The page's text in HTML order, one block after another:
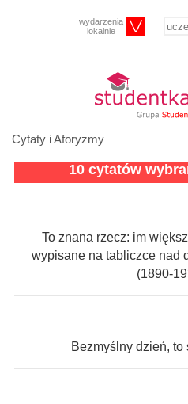
wydarzenia
lokalnie
Cytaty i Aforyzmy
10 cytatów
To znana rzecz: im
wypisane na tabliczce nad
(1890-
Bezmyślny dzień, to